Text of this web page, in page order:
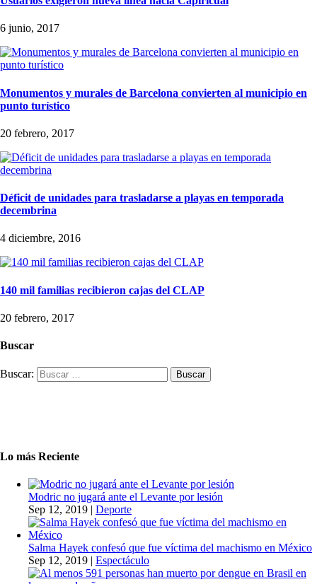
6 junio, 2017
Monumentos y murales de Barcelona convierten al municipio en
punto turístico
20 febrero, 2017
Déficit de unidades para trasladarse a playas en temporada
decembrina
4 diciembre, 2016
140 mil familias recibieron cajas del CLAP
20 febrero, 2017
Buscar
Buscar:
Lo más Reciente
Modric no jugará ante el Levante por lesión
Sep 12, 2019 | Deporte
Salma Hayek confesó que fue víctima del machismo en México
Sep 12, 2019 | Espectáculo